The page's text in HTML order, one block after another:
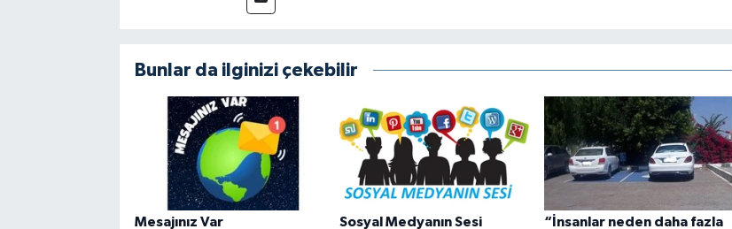
Bunlar da ilginizi çekebilir
Mesajınız Var Sosyal Medyanın Sesi
“İnsanlar neden daha fazla